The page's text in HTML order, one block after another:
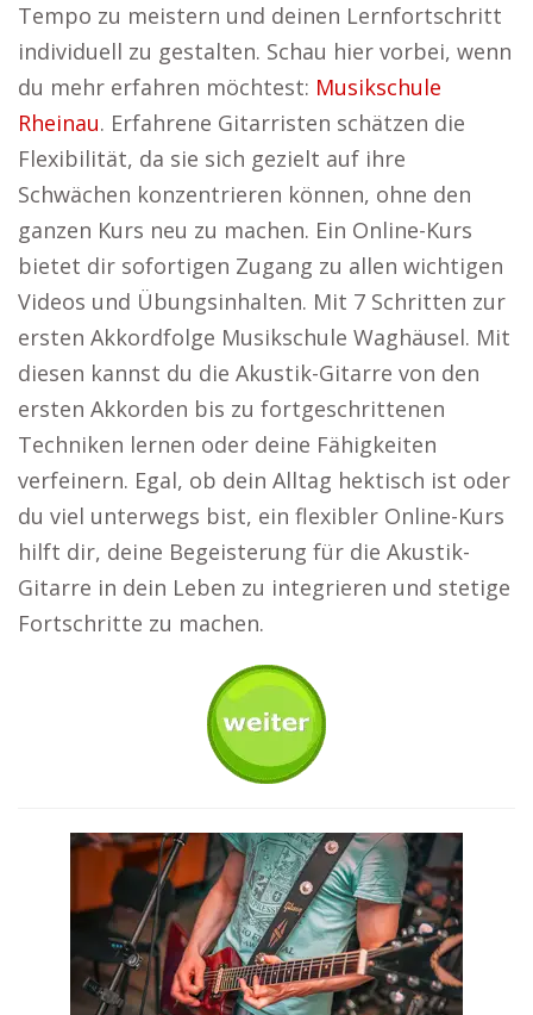
Tempo zu meistern und deinen Lernfortschritt
individuell zu gestalten. Schau hier vorbei, wenn
du mehr erfahren möchtest: Musikschule
Rheinau. Erfahrene Gitarristen schätzen die
Flexibilität, da sie sich gezielt auf ihre
Schwächen konzentrieren können, ohne den
ganzen Kurs neu zu machen. Ein Online-Kurs
bietet dir sofortigen Zugang zu allen wichtigen
Videos und Übungsinhalten. Mit 7 Schritten zur
ersten Akkordfolge Musikschule Waghäusel. Mit
diesen kannst du die Akustik-Gitarre von den
ersten Akkorden bis zu fortgeschrittenen
Techniken lernen oder deine Fähigkeiten
verfeinern. Egal, ob dein Alltag hektisch ist oder
du viel unterwegs bist, ein flexibler Online-Kurs
hilft dir, deine Begeisterung für die Akustik-
Gitarre in dein Leben zu integrieren und stetige
Fortschritte zu machen.